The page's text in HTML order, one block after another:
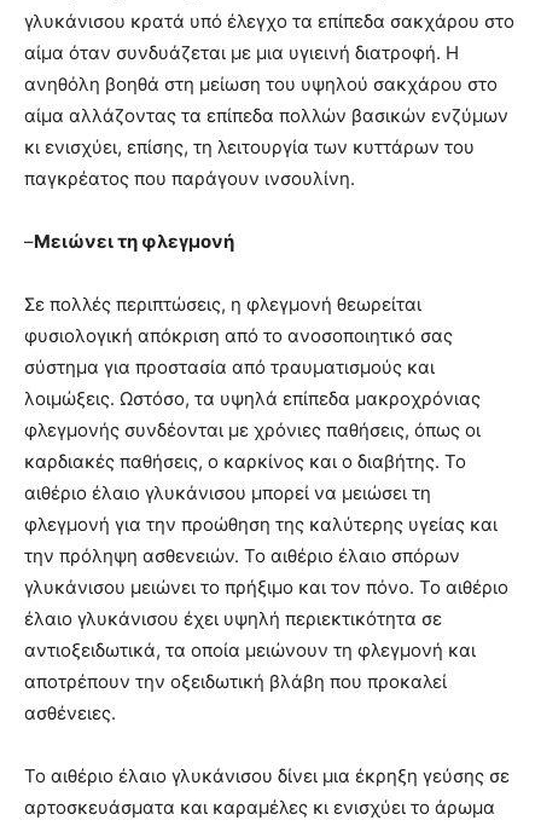
γλυκάνισου κρατά υπό έλεγχο τα επίπεδα σακχάρου στο
αίμα όταν συνδυάζεται με μια υγιεινή διατροφή. Η
ανηθόλη βοηθά στη μείωση του υψηλού σακχάρου στο
αίμα αλλάζοντας τα επίπεδα πολλών βασικών ενζύμων
κι ενισχύει, επίσης, τη λειτουργία των κυττάρων του
παγκρέατος που παράγουν ινσουλίνη.
–Μειώνει τη φλεγμονή
Σε πολλές περιπτώσεις, η φλεγμονή θεωρείται
φυσιολογική απόκριση από το ανοσοποιητικό σας
σύστημα για προστασία από τραυματισμούς και
λοιμώξεις. Ωστόσο, τα υψηλά επίπεδα μακροχρόνιας
φλεγμονής συνδέονται με χρόνιες παθήσεις, όπως οι
καρδιακές παθήσεις, ο καρκίνος και ο διαβήτης. Το
αιθέριο έλαιο γλυκάνισου μπορεί να μειώσει τη
φλεγμονή για την προώθηση της καλύτερης υγείας και
την πρόληψη ασθενειών. Το αιθέριο έλαιο σπόρων
γλυκάνισου μειώνει το πρήξιμο και τον πόνο. Το αιθέριο
έλαιο γλυκάνισου έχει υψηλή περιεκτικότητα σε
αντιοξειδωτικά, τα οποία μειώνουν τη φλεγμονή και
αποτρέπουν την οξειδωτική βλάβη που προκαλεί
ασθένειες.
Το αιθέριο έλαιο γλυκάνισου δίνει μια έκρηξη γεύσης σε
αρτοσκευάσματα και καραμέλες κι ενισχύει το άρωμα